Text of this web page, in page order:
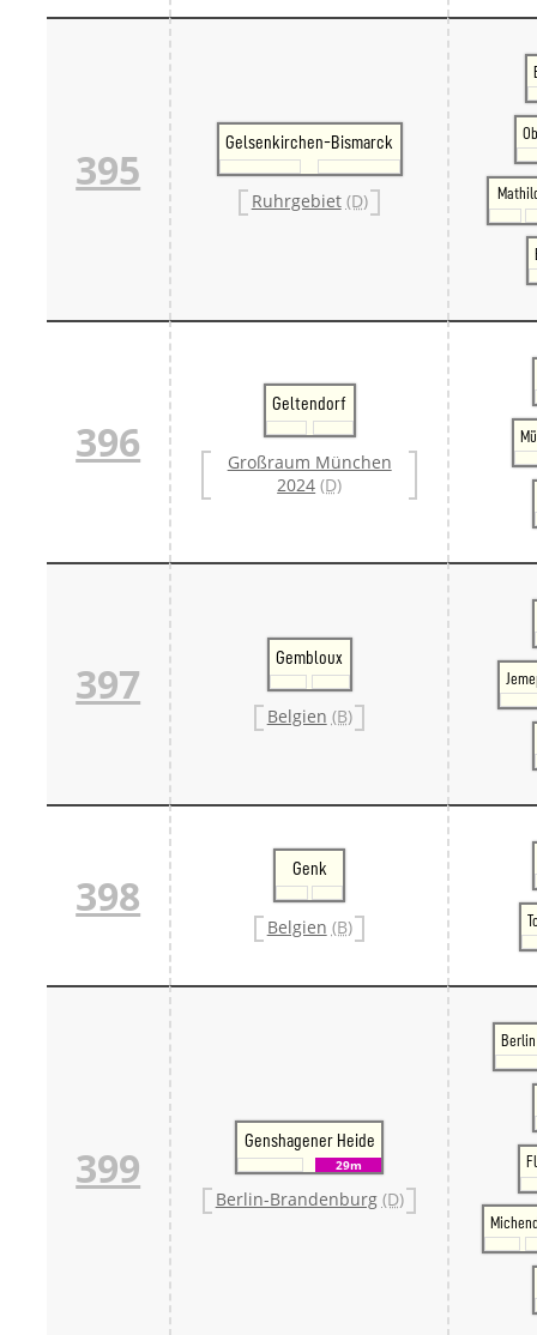
395
Gelsenkirchen-Bismarck
Ruhrgebiet (D)
396
Geltendorf
Großraum München
2024 (D)
397
Gembloux
Belgien (B)
398
Genk
Belgien (B)
399
Genshagener Heide
29m
Berlin-Brandenburg (D)
Berlin